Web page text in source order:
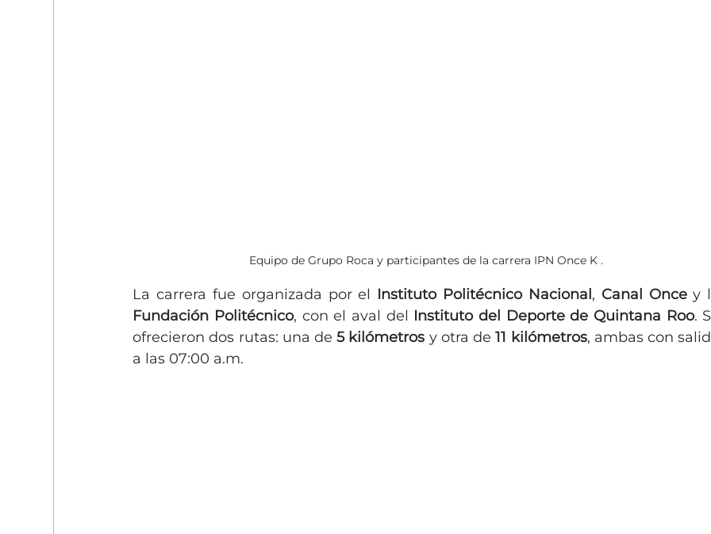
Equipo de Grupo Roca y participantes de la carrera IPN Once K .
La carrera fue organizada por el Instituto Politécnico Nacional , Canal Once
Fundación Politécnico, con el aval del Instituto del Deporte de Quintana Roo.
ofrecieron dos rutas: una de 5 kilómetros y otra de 11 kilómetros, ambas con
a las 07:00 a.m.